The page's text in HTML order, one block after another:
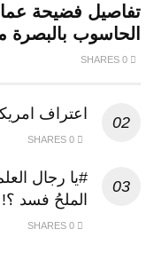
تفاصيل فضيحة
الحاسوب بالبصرة
اعتراف
#يا رجال
الملحُ فسد ؟!